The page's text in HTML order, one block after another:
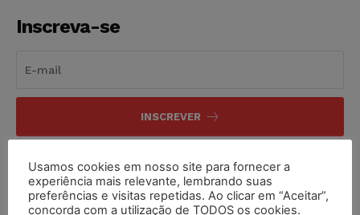
Inscreva-se
INSCREVER
Usamos cookies em nosso site para fornecer a
experiência mais relevante, lembrando suas
preferências e visitas repetidas. Ao clicar em “Aceitar”,
concorda com a utilização de TODOS os cookies.